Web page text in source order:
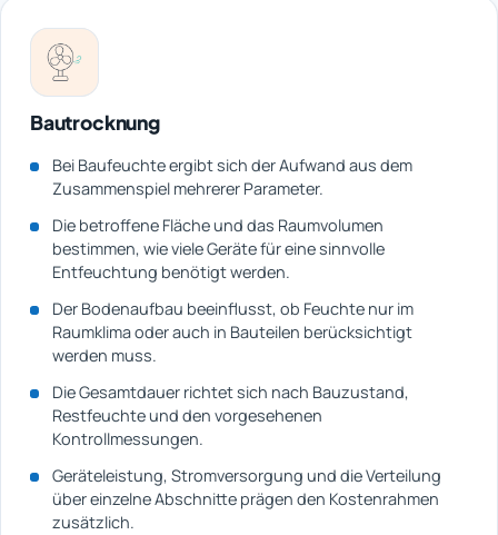
Bautrocknung
Bei Baufeuchte ergibt sich der Aufwand aus dem
Zusammenspiel mehrerer Parameter.
Die betroffene Fläche und das Raumvolumen
bestimmen, wie viele Geräte für eine sinnvolle
Entfeuchtung benötigt werden.
Der Bodenaufbau beeinflusst, ob Feuchte nur im
Raumklima oder auch in Bauteilen berücksichtigt
werden muss.
Die Gesamtdauer richtet sich nach Bauzustand,
Restfeuchte und den vorgesehenen
Kontrollmessungen.
Geräteleistung, Stromversorgung und die Verteilung
über einzelne Abschnitte prägen den Kostenrahmen
zusätzlich.